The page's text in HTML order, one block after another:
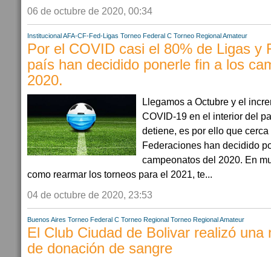
06 de octubre de 2020, 00:34
Institucional AFA-CF-Fed-Ligas Torneo Federal C Torneo Regional Amateur
Por el COVID casi el 80% de Ligas y
país han decidido ponerle fin a los
2020.
Llegamos a Octubre y el
COVID-19 en el interior del
detiene, es por ello que
Federaciones han decidido
campeonatos del 2020. En
como rearmar los torneos para el 2021, te...
04 de octubre de 2020, 23:53
Buenos Aires Torneo Federal C Torneo Regional Torneo Regional Amateur
El Club Ciudad de Bolivar realizó una
de donación de sangre